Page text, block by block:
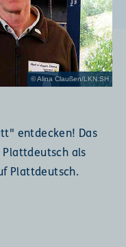
© Alina Claußen/LKN.SH
entdecken! Das
Plattdeutsch als
Plattdeutsch.